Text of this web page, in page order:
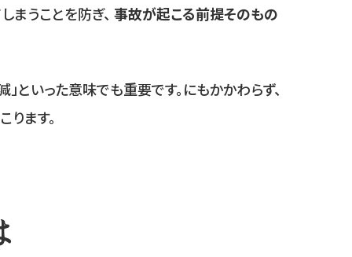
うことを防ぎ、 事故が起こる前提そのもの
といった意味でも重要です。にもかかわらず、
ます。